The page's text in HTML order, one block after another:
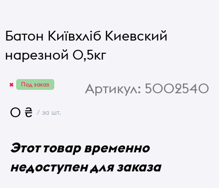
Батон Київхліб Киевский
нарезной 0,5кг
Под заказ Артикул: 5002540
0 ₴ / за шт.
Этот товар временно
недоступен для заказа